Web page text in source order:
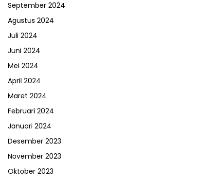
September 2024
Agustus 2024
Juli 2024
Juni 2024
Mei 2024
April 2024
Maret 2024
Februari 2024
Januari 2024
Desember 2023
November 2023
Oktober 2023